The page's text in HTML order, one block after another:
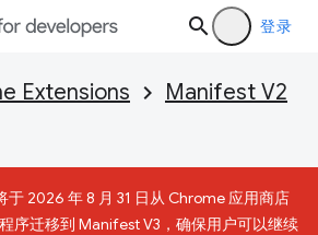
登录
Extensions
Manifest V2
2026 年 8 月 31 日从 Chrome 应用商店
序迁移到 Manifest V3，确保用户可以继续